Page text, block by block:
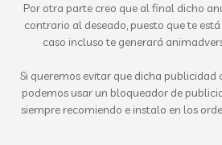
Por otra parte creo que al final dicho
contrario al deseado, puesto que te
caso incluso te generará
Si queremos evitar que dicha publicidad
podemos usar un bloqueador de
siempre recomiendo e instalo en los